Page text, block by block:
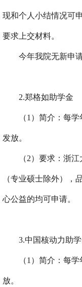
现和个人小结情况可
要求上交材料。
今年我院无新申
2.郑格如助学金
（1 ）简介：每
发放。
（2）要求：浙
（专业硕士除外），
心公益的均可申请。
3.中国核动力助
（1 ）简介：每
放。